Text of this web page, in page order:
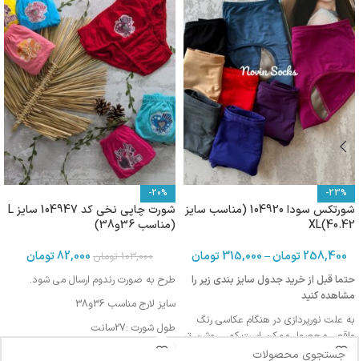
-23%
شورتکس سودا 104920 (مناسب سایز
40.42)XL
258,400تومان–
315,000تومان
حتما قبل از خرید جدول سایز بندی زیر را
مشاهده کنید
به علت نورپردازی در هنگام عکاسی رنگ
واقعی محصول ممکن است کمی روشن تر
یا تیره تر باشد
-20%
شورت چاپی نخی کد 104947 سایز L
(مناسب 36و38)
103,000 تومان 82,000تومان
طرح به صورت رندوم ارسال می شود.
سایز لارج مناسب 36و38
طول شورت :27سانت
طول فاق : 23 سانت